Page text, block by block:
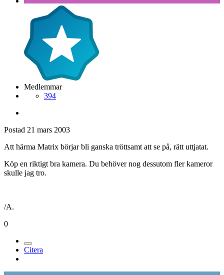
Medlemmar
394
Postad 21 mars 2003
Att härma Matrix börjar bli ganska tröttsamt att se på, rätt uttjatat.
Köp en riktigt bra kamera. Du behöver nog dessutom fler kameror
skulle jag tro.
/A.
0
Citera